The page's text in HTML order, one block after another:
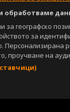
обработваме
за географско
за
Персонализирана
проучване на